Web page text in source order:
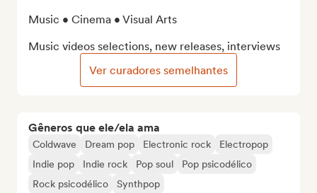
Gêneros que ele/ela ama
Coldwave Dream pop Electronic rock
Electropop
Indie pop
Indie rock Pop soul
Pop psicodélico
Rock psicodélico
Synthpop
Music • Cinema • Visual Arts
Music videos selections, new releases, interviews
Ver curadores semelhantes